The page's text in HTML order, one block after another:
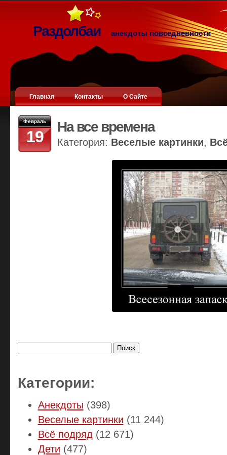
Раздолбаи анекдоты повседневности
Главная Контакты О Сайте
Февраль
19
На все времена
Категория: Веселые картинки,
Категории:
Анекдоты (398)
Веселые картинки (11 244)
Всё подряд (12 671)
Дети (477)